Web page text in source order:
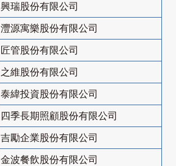
興瑞股份有限公司
灃源寓樂股份有限公司
匠管股份有限公司
之維股份有限公司
泰緯投資股份有限公司
四季長期照顧股份有限公司
吉勵企業股份有限公司
金波餐飲股份有限公司